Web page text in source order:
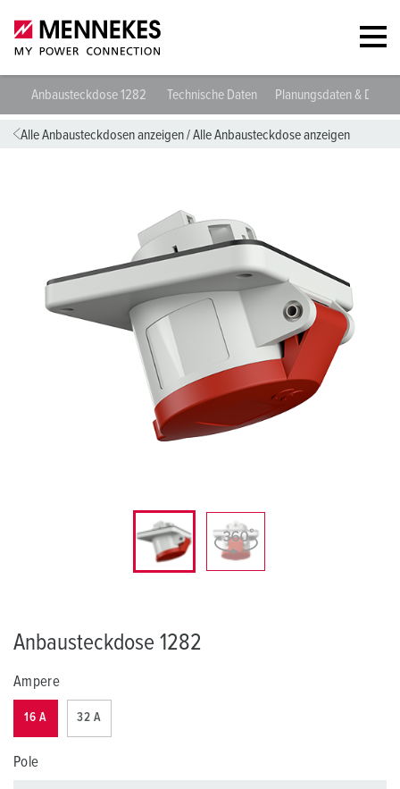
Anbausteckdose 1282 Technische Daten Planungsdaten &
Alle Anbausteckdosen anzeigen/Alle Anbausteckdose anzeigen
Anbausteckdose 1282
Ampere
16 A 32 A
Pole